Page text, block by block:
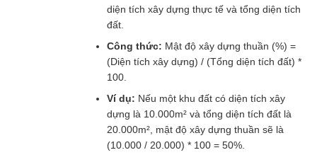
diện tích xây dựng thực tế và tổng diện tích
đất.
Công thức: Mật độ xây dựng thuần (%) =
(Diện tích xây dựng) / (Tổng diện tích đất) *
100.
Ví dụ: Nếu một khu đất có diện tích xây
dựng là 10.000m² và tổng diện tích đất là
20.000m², mật độ xây dựng thuần sẽ là
(10.000 / 20.000) * 100 = 50%.